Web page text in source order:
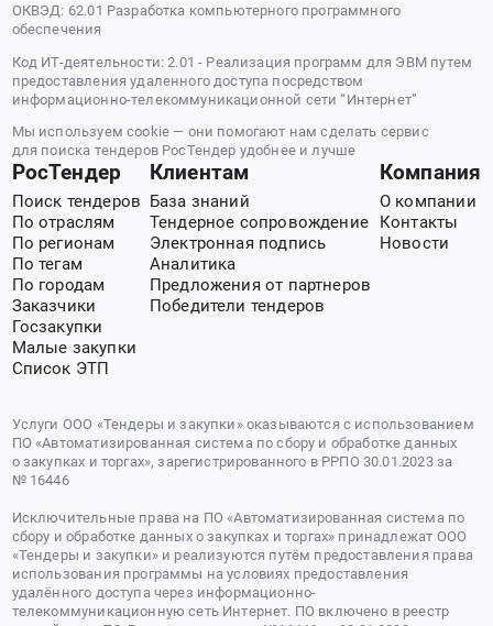
ОКВЭД: 62.01 Разработка компьютерного программного
обеспечения
Код ИТ-деятельности: 2.01 - Реализация программ для ЭВМ путем
предоставления удаленного доступа посредством
информационно-телекоммуникационной сети “Интернет”
Мы используем cookie — они помогают нам сделать сервис
для поиска тендеров РосТендер удобнее и лучше
РосТендер
Поиск тендеров
По отраслям
По регионам
По тегам
По городам
Заказчики
Госзакупки
Малые закупки
Список ЭТП
Клиентам
База знаний
Тендерное сопровождение
Электронная подпись
Аналитика
Предложения от партнеров
Победители тендеров
Компания
О компании
Контакты
Новости
Услуги ООО «Тендеры и закупки» оказываются с использованием
ПО «Автоматизированная система по сбору и обработке данных
о закупках и торгах», зарегистрированного в РРПО 30.01.2023 за
№ 16446
Исключительные права на ПО «Автоматизированная система по
сбору и обработке данных о закупках и торгах» принадлежат ООО
«Тендеры и закупки» и реализуются путём предоставления права
использования программы на условиях предоставления
удалённого доступа через информационно-
телекоммуникационную сеть Интернет. ПО включено в реестр